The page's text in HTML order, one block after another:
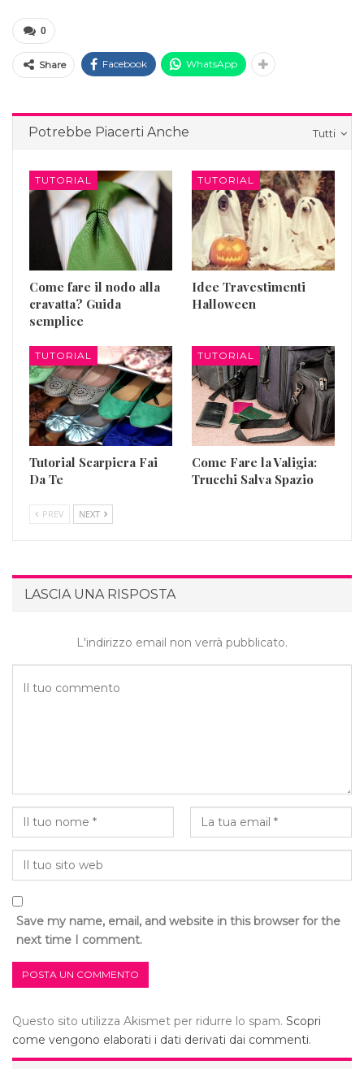
0
Share Facebook WhatsApp
Tutti
Potrebbe Piacerti Anche
TUTORIAL
Come fare il nodo alla
cravatta? Guida
semplice
TUTORIAL
Idee Travestimenti
Halloween
TUTORIAL
Tutorial Scarpiera Fai
Da Te
TUTORIAL
Come Fare la Valigia:
Trucchi Salva Spazio
PREV NEXT
LASCIA UNA RISPOSTA
L'indirizzo email non verrà pubblicato.
Save my name, email, and website in this browser for the
next time I comment.
Questo sito utilizza Akismet per ridurre lo spam. Scopri
come vengono elaborati i dati derivati dai commenti.